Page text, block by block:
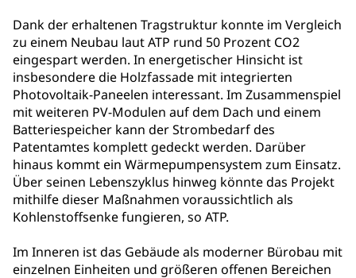
Dank der erhaltenen Tragstruktur konnte im Vergleich
zu einem Neubau laut ATP rund 50 Prozent CO2
eingespart werden. In energetischer Hinsicht ist
insbesondere die Holzfassade mit integrierten
Photovoltaik-Paneelen interessant. Im Zusammenspiel
mit weiteren PV-Modulen auf dem Dach und einem
Batteriespeicher kann der Strombedarf des
Patentamtes komplett gedeckt werden. Darüber
hinaus kommt ein Wärmepumpensystem zum Einsatz.
Über seinen Lebenszyklus hinweg könnte das Projekt
mithilfe dieser Maßnahmen voraussichtlich als
Kohlenstoffsenke fungieren, so ATP.
Im Inneren ist das Gebäude als moderner Bürobau mit
einzelnen Einheiten und größeren offenen Bereichen